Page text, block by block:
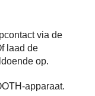
via de
laad de
op.
apparaat.